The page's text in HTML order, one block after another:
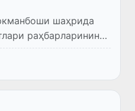
шаҳрида
раҳбарларининг
доирасида
мажлиси ўз...